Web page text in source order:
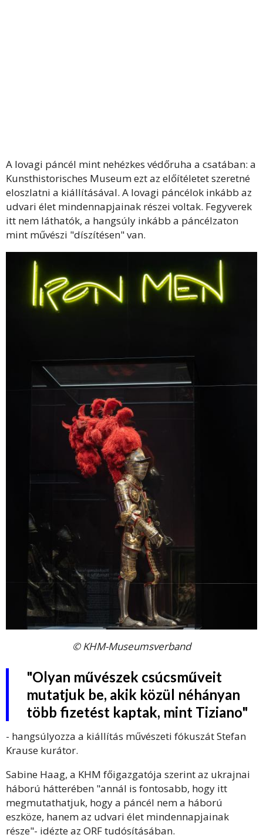
A lovagi páncél mint nehézkes védőruha a csatában: a
Kunsthistorisches Museum ezt az előítéletet szeretné
eloszlatni a kiállításával. A lovagi páncélok inkább az
udvari élet mindennapjainak részei voltak. Fegyverek
itt nem láthatók, a hangsúly inkább a páncélzaton
mint művészi "díszítésen" van.
© KHM-Museumsverband
"Olyan művészek csúcsműveit
mutatjuk be, akik közül néhányan
több fizetést kaptak, mint Tiziano"
- hangsúlyozza a kiállítás művészeti fókuszát Stefan
Krause kurátor.
Sabine Haag, a KHM főigazgatója szerint az ukrajnai
háború hátterében "annál is fontosabb, hogy itt
megmutathatjuk, hogy a páncél nem a háború
eszköze, hanem az udvari élet mindennapjainak
része"- idézte az ORF tudósításában.